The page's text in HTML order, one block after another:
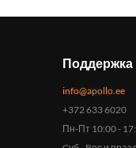
Поддержка
info@apollo.ee
+372 633 6020
Пн-Пт 10:00 -